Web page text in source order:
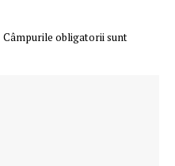
Câmpurile obligatorii sunt